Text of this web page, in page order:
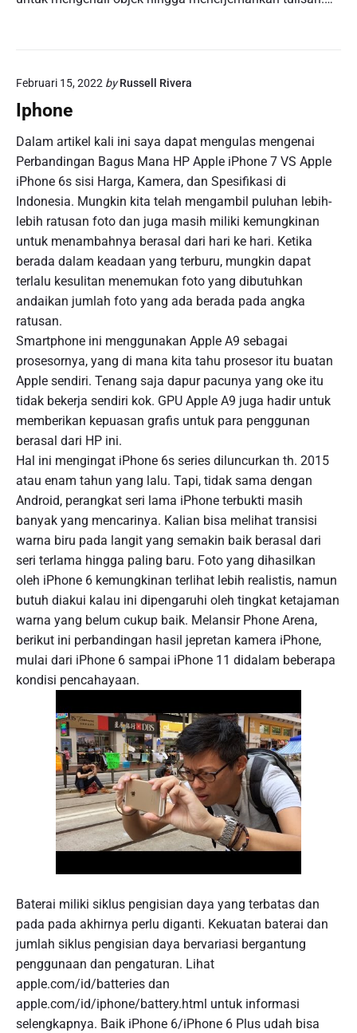
Februari 15, 2022 by Russell Rivera
Iphone
Dalam artikel kali ini saya dapat mengulas mengenai
Perbandingan Bagus Mana HP Apple iPhone 7 VS Apple
iPhone 6s sisi Harga, Kamera, dan Spesifikasi di
Indonesia. Mungkin kita telah mengambil puluhan lebih-
lebih ratusan foto dan juga masih miliki kemungkinan
untuk menambahnya berasal dari hari ke hari. Ketika
berada dalam keadaan yang terburu, mungkin dapat
terlalu kesulitan menemukan foto yang dibutuhkan
andaikan jumlah foto yang ada berada pada angka
ratusan.
Smartphone ini menggunakan Apple A9 sebagai
prosesornya, yang di mana kita tahu prosesor itu buatan
Apple sendiri. Tenang saja dapur pacunya yang oke itu
tidak bekerja sendiri kok. GPU Apple A9 juga hadir untuk
memberikan kepuasan grafis untuk para penggunan
berasal dari HP ini.
Hal ini mengingat iPhone 6s series diluncurkan th. 2015
atau enam tahun yang lalu. Tapi, tidak sama dengan
Android, perangkat seri lama iPhone terbukti masih
banyak yang mencarinya. Kalian bisa melihat transisi
warna biru pada langit yang semakin baik berasal dari
seri terlama hingga paling baru. Foto yang dihasilkan
oleh iPhone 6 kemungkinan terlihat lebih realistis, namun
butuh diakui kalau ini dipengaruhi oleh tingkat ketajaman
warna yang belum cukup baik. Melansir Phone Arena,
berikut ini perbandingan hasil jepretan kamera iPhone,
mulai dari iPhone 6 sampai iPhone 11 didalam beberapa
kondisi pencahayaan.
Baterai miliki siklus pengisian daya yang terbatas dan
pada pada akhirnya perlu diganti. Kekuatan baterai dan
jumlah siklus pengisian daya bervariasi bergantung
penggunaan dan pengaturan. Lihat
apple.com/id/batteries dan
apple.com/id/iphone/battery.html untuk informasi
selengkapnya. Baik iPhone 6/iPhone 6 Plus udah bisa